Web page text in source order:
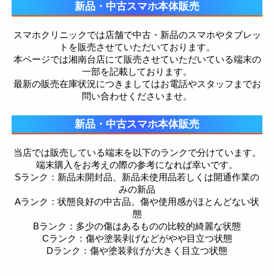
新品・中古スマホ本体販売
スマホクリニックでは店舗で中古・新品のスマホやタブレッ
トを販売させていただいております。
本ページでは湘南台店にて販売させていただいている端末の
一部を記載しております。
最新の販売在庫状況につきましてはお電話やスタッフまでお
問い合わせくださいませ。
新品・中古スマホ本体販売
当店では販売している端末を以下のランクで分けています。
端末購入をお考えの際の参考になれば幸いです。
Sランク：新品未開封品、新品未使用品若しくは開通作業の
みの新品
Aランク：状態良好の中古品。傷や使用感がほとんどない状
態
Bランク：多少の傷はあるものの比較的綺麗な状態
Cランク：傷や塗装剥げなどがやや目立つ状態
Dランク：傷や塗装剥げが大きく目立つ状態